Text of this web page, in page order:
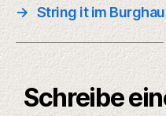
→ String it im
Schreibe